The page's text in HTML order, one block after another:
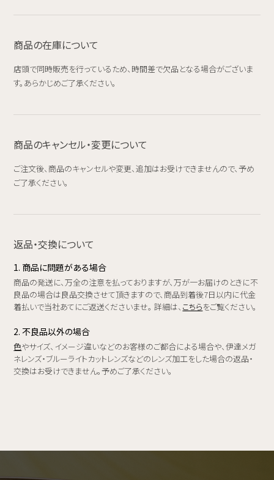
商品の在庫について
店頭で同時販売を行っているため、時間差で欠品となる場合がございま
す。あらかじめご了承ください。
商品のキャンセル・変更について
ご注文後、商品のキャンセルや変更、追加はお受けできませんので、予め
ご了承ください。
返品・交換について
1. 商品に問題がある場合
商品の発送に、万全の注意を払っておりますが、万が一お届けのときに不
良品の場合は良品交換させて頂きますので、商品到着後7日以内に代金
着払いで当社あてにご返送くださいませ。 詳細は、 こちらをご覧ください。
2. 不良品以外の場合
色やサイズ、イメージ違いなどのお客様のご都合による場合や、伊達メガ
ネレンズ・ブルーライトカットレンズなどのレンズ加工をした場合の返品・
交換はお受けできません。予めご了承ください。